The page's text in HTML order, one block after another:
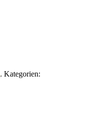
. Kategorien: